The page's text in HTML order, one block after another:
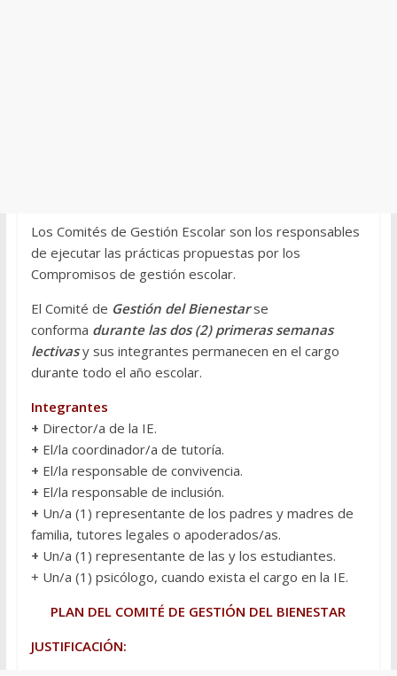
Los Comités de Gestión Escolar son los responsables
de ejecutar las prácticas propuestas por los
Compromisos de gestión escolar.
El Comité de Gestión del Bienestarse
conforma durante las dos (2) primeras semanas
lectivasy sus integrantes permanecen en el cargo
durante todo el año escolar.
Integrantes
+ Director/a de la IE.
+ El/la coordinador/a de tutoría.
+ El/la responsable de convivencia.
+ El/la responsable de inclusión.
+ Un/a (1) representante de los padres y madres de
familia, tutores legales o apoderados/as.
+ Un/a (1) representante de las y los estudiantes.
+ Un/a (1) psicólogo, cuando exista el cargo en la IE.
PLAN DEL COMITÉ DE GESTIÓN DEL BIENESTAR
JUSTIFICACIÓN: